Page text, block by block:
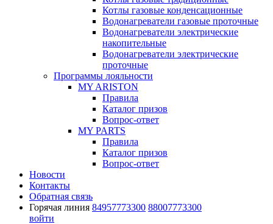
Котлы газовые конденсационные
Водонагреватели газовые проточные
Водонагреватели электрические
накопительные
Водонагреватели электрические
проточные
Программы лояльности
MY ARISTON
Правила
Каталог призов
Вопрос-ответ
MY PARTS
Правила
Каталог призов
Вопрос-ответ
Новости
Контакты
Обратная связь
Горячая линия 84957773300 88007773300
войти